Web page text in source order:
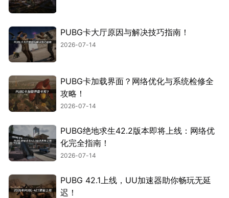
PUBG卡大厅原因与解决技巧指南！
2026-07-14
PUBG卡加载界面？网络优化与系统检修全
攻略！
2026-07-14
PUBG绝地求生42.2版本即将上线：网络优
化完全指南！
2026-07-14
PUBG 42.1上线，UU加速器助你畅玩无延
迟！